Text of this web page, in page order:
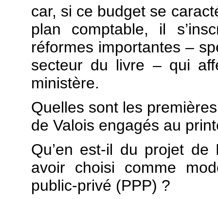
car, si ce budget se
plan comptable, il
réformes importantes –
secteur du livre – qui
ministère.
Quelles sont les
de Valois engagés au
Qu’en est-il du projet
avoir choisi comme
public-privé (PPP) ?